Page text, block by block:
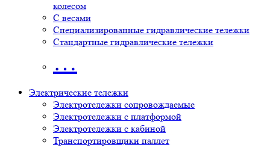
колесом
С весами
Специализированные гидравлические тележки
Стандартные гидравлические тележки
…
Электрические тележки
Электротележки сопровождаемые
Электротележки с платформой
Электротележки с кабиной
Транспортировщики паллет